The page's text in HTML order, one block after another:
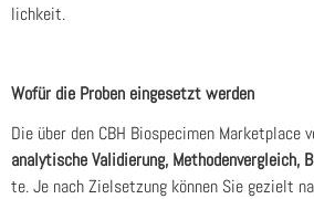
lich­keit.
Wofür die Pro­ben ein­ge­setzt wer­den
Die über den CBH Bio­spe­ci­men
ana­ly­ti­sche Vali­die­rung, Metho­den­ver­gleich,
te. Je nach Ziel­set­zung kön­nen Sie gezielt